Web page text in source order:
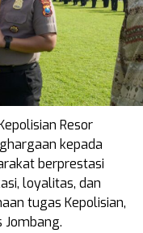
Resor
kepada
berprestasi
loyalitas, dan
tugas Kepolisian,